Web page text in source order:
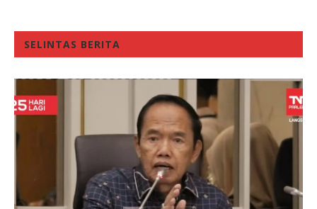
SELINTAS BERITA